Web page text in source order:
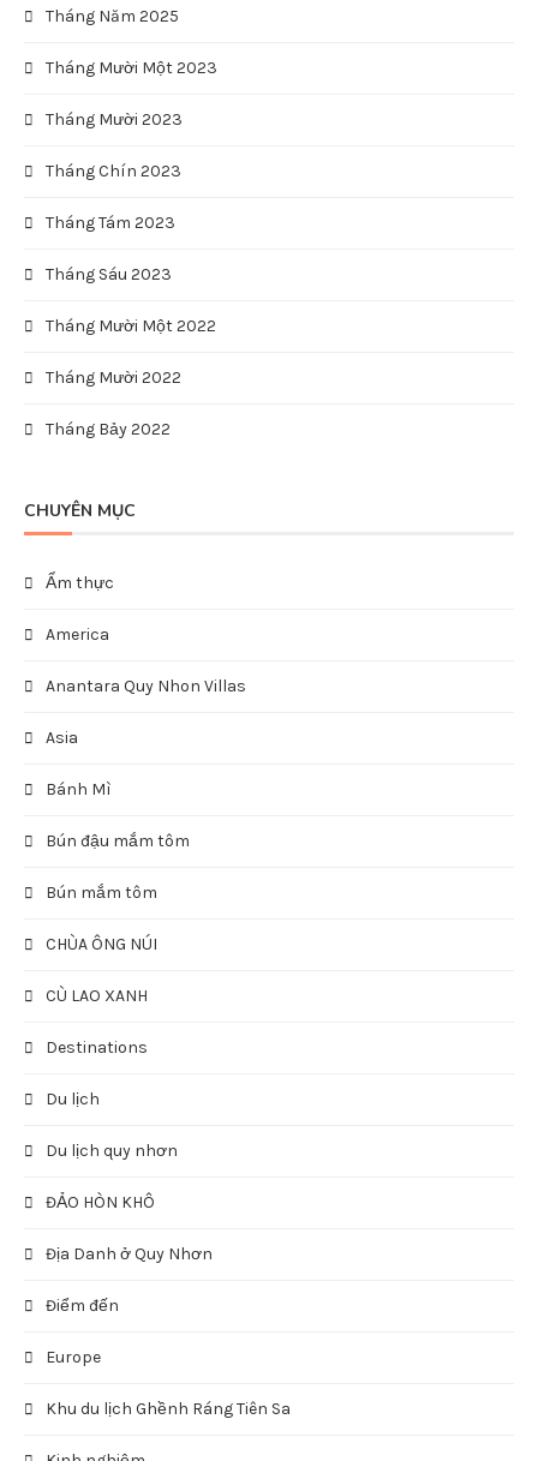
Tháng Năm 2025
Tháng Mười Một 2023
Tháng Mười 2023
Tháng Chín 2023
Tháng Tám 2023
Tháng Sáu 2023
Tháng Mười Một 2022
Tháng Mười 2022
Tháng Bảy 2022
CHUYÊN MỤC
Ẩm thực
America
Anantara Quy Nhon Villas
Asia
Bánh Mì
Bún đậu mắm tôm
Bún mắm tôm
CHÙA ÔNG NÚI
CÙ LAO XANH
Destinations
Du lịch
Du lịch quy nhơn
ĐẢO HÒN KHÔ
Địa Danh ở Quy Nhơn
Điểm đến
Europe
Khu du lịch Ghềnh Ráng Tiên Sa